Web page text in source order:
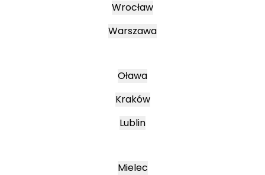
Wrocław
Warszawa
Oława
Kraków
Lublin
Mielec